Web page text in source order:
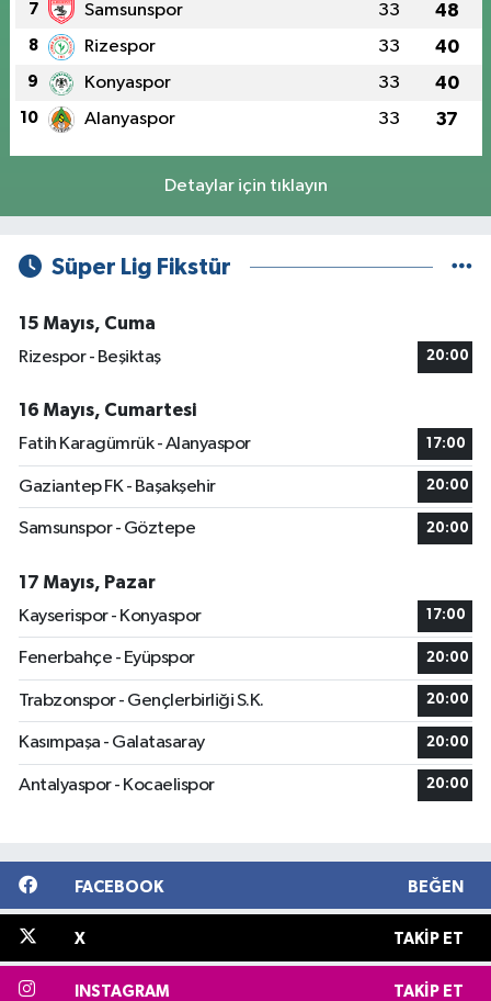
7 Samsunspor 33 48
8 Rizespor 33 40
9 Konyaspor 33 40
10 Alanyaspor 33 37
Detaylar için tıklayın
Süper Lig Fikstür
15 Mayıs, Cuma
Rizespor - Beşiktaş
20:00
16 Mayıs, Cumartesi
Fatih Karagümrük - Alanyaspor
17:00
Gaziantep FK - Başakşehir 20:00
Samsunspor - Göztepe 20:00
17 Mayıs, Pazar
Kayserispor - Konyaspor
17:00
Fenerbahçe - Eyüpspor 20:00
Trabzonspor - Gençlerbirliği S.K. 20:00
Kasımpaşa - Galatasaray 20:00
Antalyaspor - Kocaelispor 20:00
FACEBOOK BEĞEN
X TAKIP ET
INSTAGRAM TAKIP ET